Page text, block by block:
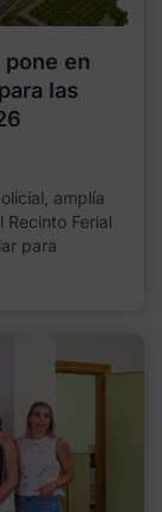
pone en
las
amplía
Ferial
para